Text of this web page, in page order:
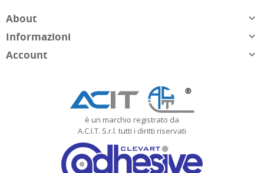
About 
Informazioni 
Account 
è un marchio registrato da
A.C.I.T. S.r.l. tutti i diritti riservati